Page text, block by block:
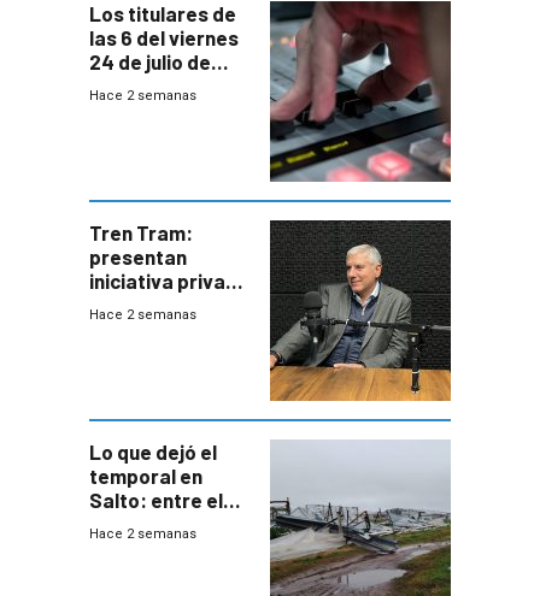
Los titulares de
las 6 del viernes
24 de julio de
2026
Hace 2 semanas
Tren Tram:
presentan
iniciativa privada
para una red de
Hace 2 semanas
Lo que dejó el
temporal en
Salto: entre el
impacto
Hace 2 semanas